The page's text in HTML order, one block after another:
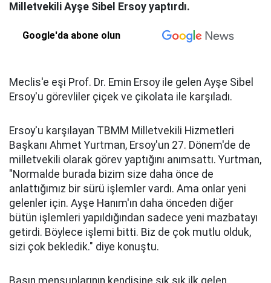
Milletvekili Ayşe Sibel Ersoy yaptırdı.
Google'da abone olun
Meclis'e eşi Prof. Dr. Emin Ersoy ile gelen Ayşe Sibel
Ersoy'u görevliler çiçek ve çikolata ile karşıladı.
Ersoy'u karşılayan TBMM Milletvekili Hizmetleri
Başkanı Ahmet Yurtman, Ersoy'un 27. Dönem'de de
milletvekili olarak görev yaptığını anımsattı. Yurtman,
"Normalde burada bizim size daha önce de
anlattığımız bir sürü işlemler vardı. Ama onlar yeni
gelenler için. Ayşe Hanım'ın daha önceden diğer
bütün işlemleri yapıldığından sadece yeni mazbatayı
getirdi. Böylece işlemi bitti. Biz de çok mutlu olduk,
sizi çok bekledik." diye konuştu.
Basın mensuplarının kendisine sık sık ilk gelen